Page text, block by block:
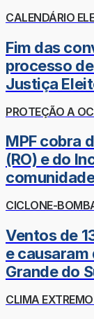
CALENDÁRIO
Fim das
processo
Justiça
PROTEÇÃO A
MPF cobra
(RO) e do
CICLONE-
Ventos de
e
Grande do
CLIMA